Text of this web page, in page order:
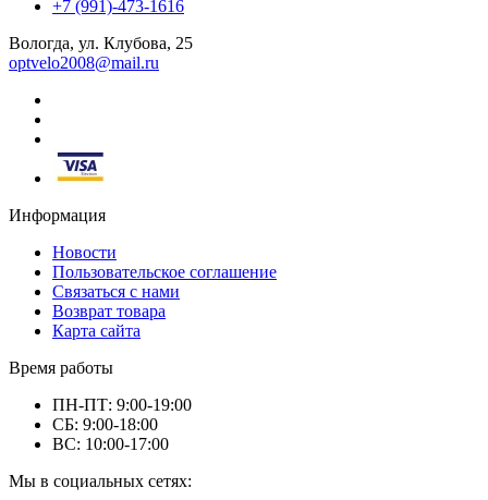
+7 (991)-473-1616
Вологда, ул. Клубова, 25
optvelo2008@mail.ru
Информация
Новости
Пользовательское соглашение
Связаться с нами
Возврат товара
Карта сайта
Время работы
ПН-ПТ: 9:00-19:00
СБ: 9:00-18:00
ВС: 10:00-17:00
Мы в социальных сетях: